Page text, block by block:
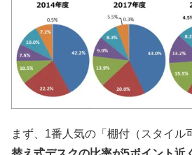
まず、1番人気の「棚付（スタイル